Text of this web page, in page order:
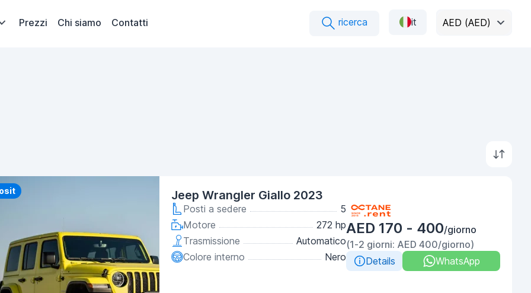
Prezzi Chi siamo Contatti ricerca it AED (AED)
Jeep Wrangler Giallo 2023
Posti a sedere
5
Motore
272 hp
Trasmissione
Automatico
Colore interno
Nero
AED 170 - 400/giorno
(1-2 giorni: AED 400/giorno)
Details
WhatsApp